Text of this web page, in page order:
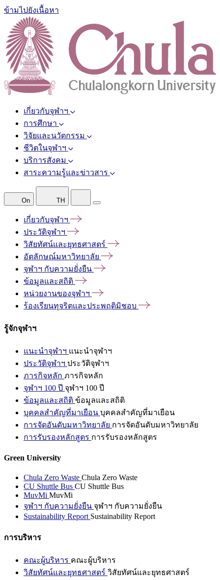
ข้ามไปยังเนื้อหา
เกี่ยวกับจุฬาฯ
การศึกษา
วิจัยและนวัตกรรม
ชีวิตในจุฬาฯ
บริการสังคม
สาระความรู้และข่าวสาร
On TH
เกี่ยวกับจุฬาฯ
ประวัติจุฬาฯ
วิสัยทัศน์และยุทธศาสตร์
อัตลักษณ์มหาวิทยาลัย
จุฬาฯ กับความยั่งยืน
ข้อมูลและสถิติ
หน่วยงานของจุฬาฯ
ร้องเรียนทุจริตและประพฤติมิชอบ
รู้จักจุฬาฯ
แนะนำจุฬาฯ แนะนำจุฬาฯ
ประวัติจุฬาฯ ประวัติจุฬาฯ
ภารกิจหลัก ภารกิจหลัก
จุฬาฯ 100 ปี จุฬาฯ 100 ปี
ข้อมูลและสถิติ ข้อมูลและสถิติ
บุคคลสำคัญที่มาเยือน บุคคลสำคัญที่มาเยือน
การจัดอันดับมหาวิทยาลัย การจัดอันดับมหาวิทยาลัย
การรับรองหลักสูตร การรับรองหลักสูตร
Green University
Chula Zero Waste Chula Zero Waste
CU Shuttle Bus CU Shuttle Bus
MuvMi MuvMi
จุฬาฯ กับความยั่งยืน จุฬาฯ กับความยั่งยืน
Sustainability Report Sustainability Report
การบริหาร
คณะผู้บริหาร คณะผู้บริหาร
วิสัยทัศน์และยุทธศาสตร์ วิสัยทัศน์และยุทธศาสตร์